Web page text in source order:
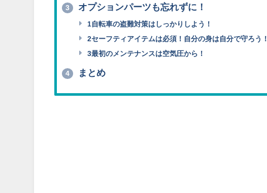
3 オプションパーツも忘れずに！
1自転車の盗難対策はしっかりしよう！
2セーフティアイテムは必須！自分の身は自分で守ろう！
3最初のメンテナンスは空気圧から！
4 まとめ